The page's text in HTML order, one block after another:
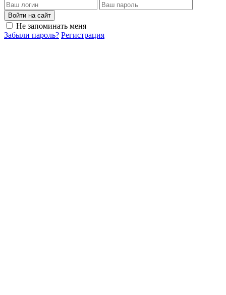
Войти на сайт
Не запоминать меня
Забыли пароль? Регистрация